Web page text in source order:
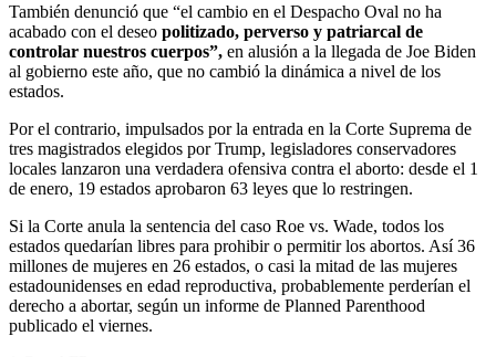
También denunció que “el cambio en el Despacho Oval no ha
acabado con el deseo politizado, perverso y patriarcal de
controlar nuestros cuerpos”, en alusión a la llegada de Joe Biden
al gobierno este año, que no cambió la dinámica a nivel de los
estados.
Por el contrario, impulsados por la entrada en la Corte Suprema de
tres magistrados elegidos por Trump, legisladores conservadores
locales lanzaron una verdadera ofensiva contra el aborto: desde el 1
de enero, 19 estados aprobaron 63 leyes que lo restringen.
Si la Corte anula la sentencia del caso Roe vs. Wade, todos los
estados quedarían libres para prohibir o permitir los abortos. Así 36
millones de mujeres en 26 estados, o casi la mitad de las mujeres
estadounidenses en edad reproductiva, probablemente perderían el
derecho a abortar, según un informe de Planned Parenthood
publicado el viernes.